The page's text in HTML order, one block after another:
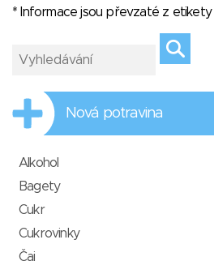
* Informace jsou převzaté z
Nová potravina
Alkohol
Bagety
Cukr
Cukrovinky
Čaj